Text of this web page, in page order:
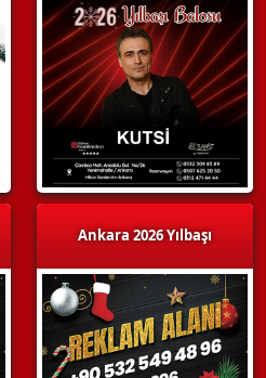
Ankara 2026 Yılbaşı